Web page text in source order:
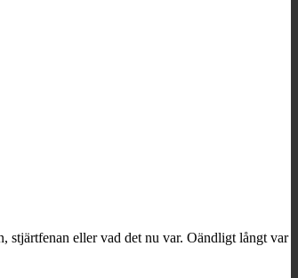
stjärtfenan eller vad det nu var. Oändligt långt var